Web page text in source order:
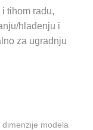
tihom radu,
hlađenju i
za ugradnju
modela